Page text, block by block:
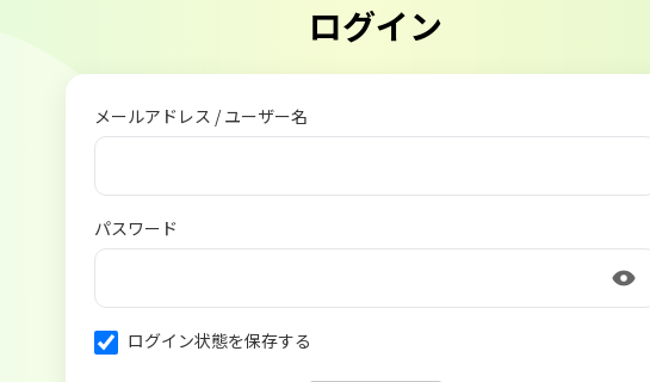
ログイン
メールアドレス / ユーザー名
パスワード
ログイン状態を保存する